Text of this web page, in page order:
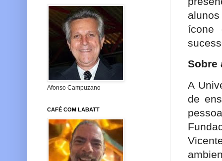
ícone
Sobre
A
de
Afonso Campuzano
CAFÉ COM LABATT